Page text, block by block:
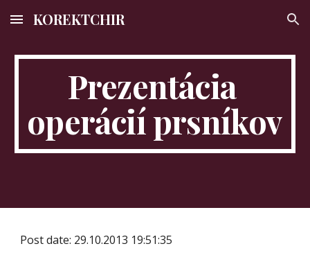
Skip to main content Skip to navigation
KOREKTCHIR
Prezentácia
operácií prsníkov
Post date: 29.10.2013 19:51:35